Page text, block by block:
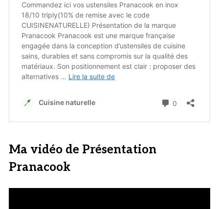
Ma vidéo de Présentation
Pranacook